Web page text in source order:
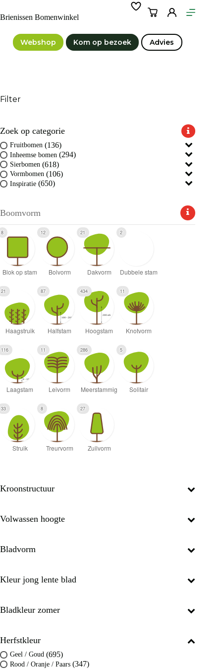
naar
de
Brienissen Bomenwinkel Winkelwagen
Webshop Kom op bezoek Advies
Filter
Zoek op categorie
Fruitbomen (136)
Inheemse bomen (294)
Sierbomen (618)
Vormbomen (106)
Inspiratie (650)
Boomvorm
8 12 21 2
21 87 434 11
116 11 286 5
33 8 27
Kroonstructuur
Volwassen hoogte
Bladvorm
Kleur jong lente blad
Bladkleur zomer
Herfstkleur
Geel / Goud (695)
Rood / Oranje / Paars (347)